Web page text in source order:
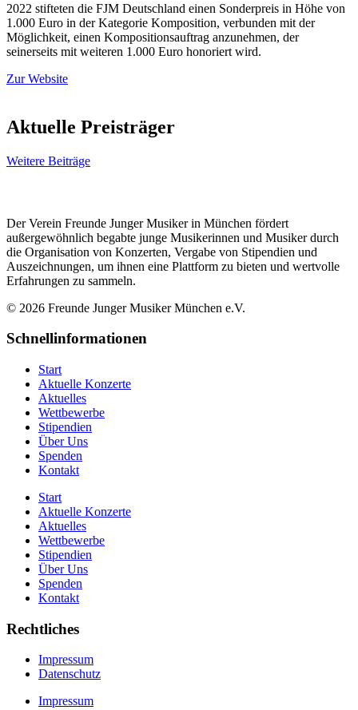
2022 stifteten die FJM Deutschland einen Sonderpreis in Höhe von
1.000 Euro in der Kategorie Komposition, verbunden mit der
Möglichkeit, einen Kompositionsauftrag anzunehmen, der
seinerseits mit weiteren 1.000 Euro honoriert wird.
Zur Website
Aktuelle Preisträger
Weitere Beiträge
Der Verein Freunde Junger Musiker in München fördert
außergewöhnlich begabte junge Musikerinnen und Musiker durch
die Organisation von Konzerten, Vergabe von Stipendien und
Auszeichnungen, um ihnen eine Plattform zu bieten und wertvolle
Erfahrungen zu sammeln.
© 2026 Freunde Junger Musiker München e.V.
Schnellinformationen
Start
Aktuelle Konzerte
Aktuelles
Wettbewerbe
Stipendien
Über Uns
Spenden
Kontakt
Start
Aktuelle Konzerte
Aktuelles
Wettbewerbe
Stipendien
Über Uns
Spenden
Kontakt
Rechtliches
Impressum
Datenschutz
Impressum